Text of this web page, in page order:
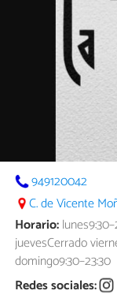
949120042
C. de Vicente
Horario:
juevesCerrado
domingo9:30–23:30
Redes sociales: